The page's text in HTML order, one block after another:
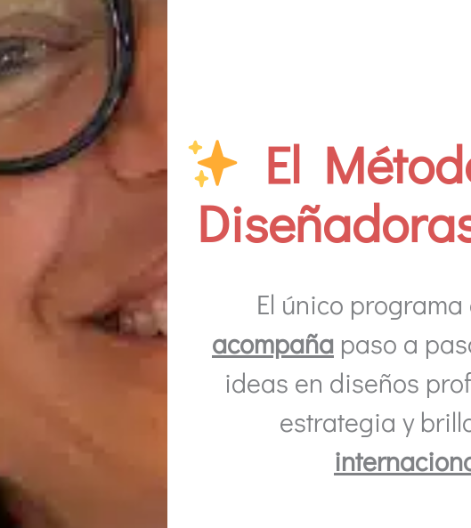
El
El único
acompaña paso a
ideas en diseños
estrategia y